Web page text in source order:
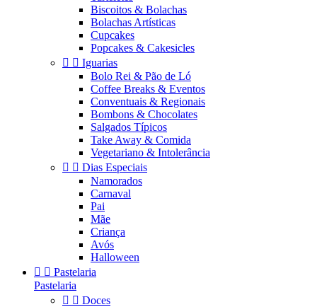
Biscoitos & Bolachas
Bolachas Artísticas
Cupcakes
Popcakes & Cakesicles
  Iguarias
Bolo Rei & Pão de Ló
Coffee Breaks & Eventos
Conventuais & Regionais
Bombons & Chocolates
Salgados Típicos
Take Away & Comida
Vegetariano & Intolerância
  Dias Especiais
Namorados
Carnaval
Pai
Mãe
Criança
Avós
Halloween
  Pastelaria
Pastelaria
  Doces